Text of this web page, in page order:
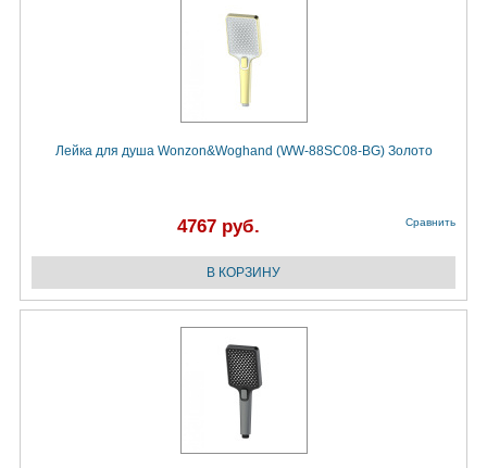
Лейка для душа Wonzon&Woghand (WW-88SC08-BG) Золото
4767 руб. Сравнить